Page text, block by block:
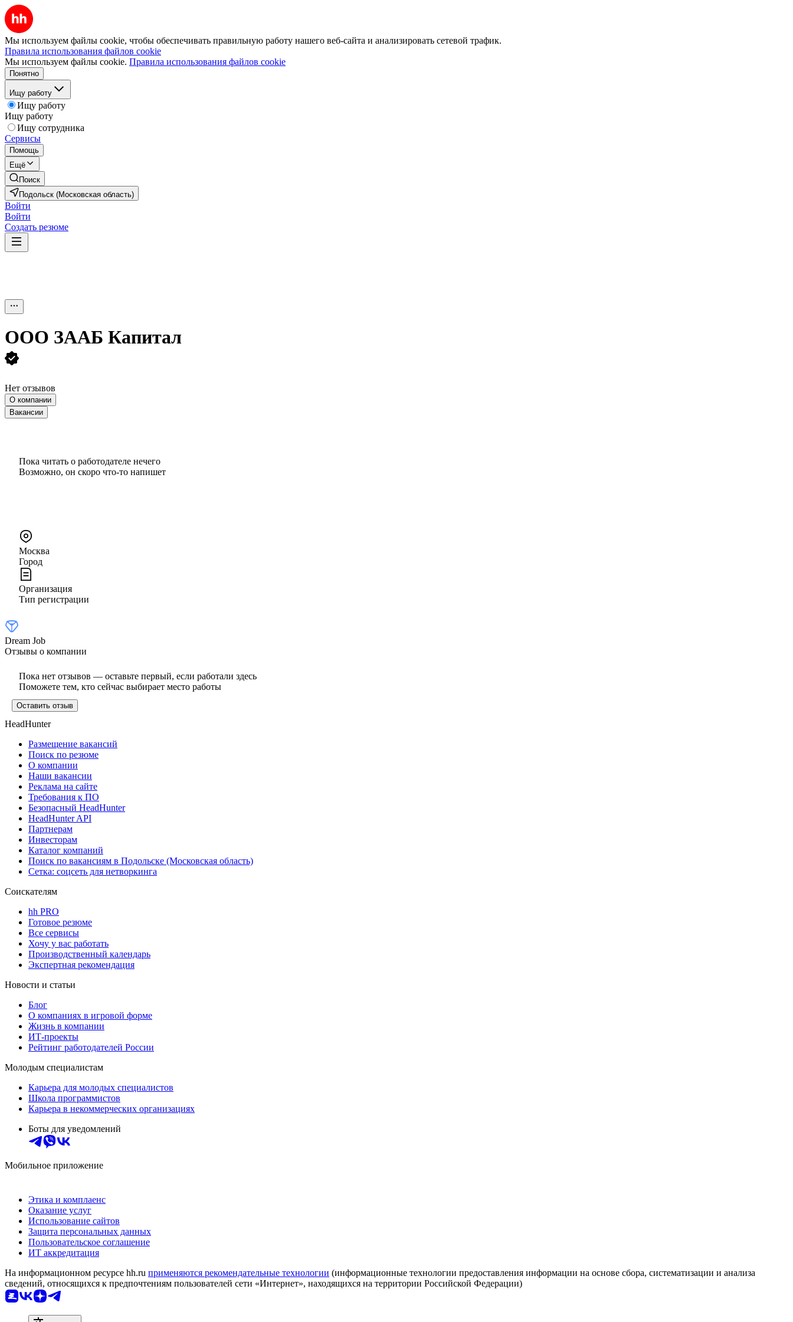
Мы используем файлы cookie, чтобы обеспечивать правильную работу нашего веб-сайта и анализировать сетевой трафик.
Правила использования файлов cookie
Мы используем файлы cookie. Правила использования файлов cookie
Понятно
Ищу работу
Ищу работу
Ищу работу
Ищу сотрудника
Сервисы
Помощь
Ещё
Поиск
Подольск (Московская область)
Войти
Войти
Создать резюме
ООО ЗААБ Капитал
Нет отзывов
О компании
Вакансии
Пока читать о работодателе нечего
Возможно, он скоро что‑то напишет
Москва
Город
Организация
Тип регистрации
Dream Job
Отзывы о компании
Пока нет отзывов — оставьте первый, если работали здесь
Поможете тем, кто сейчас выбирает место работы
Оставить отзыв
HeadHunter
Размещение вакансий
Поиск по резюме
О компании
Наши вакансии
Реклама на сайте
Требования к ПО
Безопасный HeadHunter
HeadHunter API
Партнерам
Инвесторам
Каталог компаний
Поиск по вакансиям в Подольске (Московская область)
Сетка: соцсеть для нетворкинга
Соискателям
hh PRO
Готовое резюме
Все сервисы
Хочу у вас работать
Производственный календарь
Экспертная рекомендация
Новости и статьи
Блог
О компаниях в игровой форме
Жизнь в компании
ИТ-проекты
Рейтинг работодателей России
Молодым специалистам
Карьера для молодых специалистов
Школа программистов
Карьера в некоммерческих организациях
Боты для уведомлений
Мобильное приложение
Этика и комплаенс
Оказание услуг
Использование сайтов
Защита персональных данных
Пользовательское соглашение
ИТ аккредитация
На информационном ресурсе hh.ru применяются рекомендательные технологии (информационные технологии предоставления информации на основе сбора, систематизации и анализа
сведений, относящихся к предпочтениям пользователей сети «Интернет», находящихся на территории Российской Федерации)